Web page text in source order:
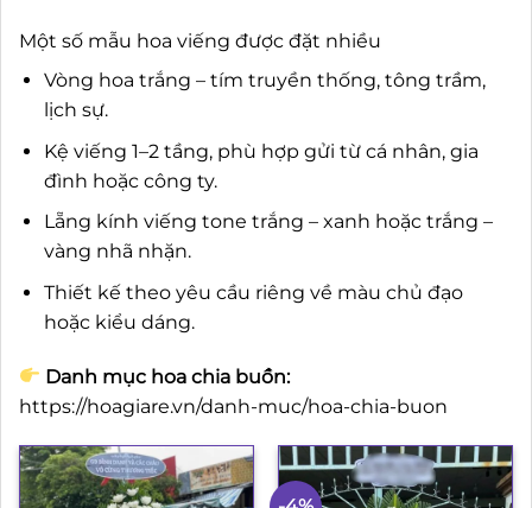
Một số mẫu hoa viếng được đặt nhiều
Vòng hoa trắng – tím truyền thống, tông trầm,
lịch sự.
Kệ viếng 1–2 tầng, phù hợp gửi từ cá nhân, gia
đình hoặc công ty.
Lẵng kính viếng tone trắng – xanh hoặc trắng –
vàng nhã nhặn.
Thiết kế theo yêu cầu riêng về màu chủ đạo
hoặc kiểu dáng.
Danh mục hoa chia buồn:
https://hoagiare.vn/danh-muc/hoa-chia-buon